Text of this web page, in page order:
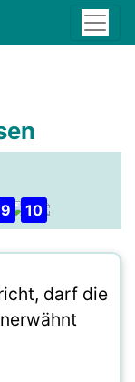
9 10
darf die